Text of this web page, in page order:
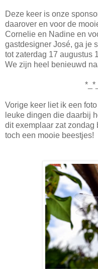
Deze keer is onze
daarover en voor de
Cornelie en Nadine en
gastdesigner José, ga je
tot zaterdag 17 augustus
We zijn heel benieuwd
Vorige keer liet ik een
leuke dingen die daarbij
dit exemplaar zat zondag
toch een mooie beestjes!